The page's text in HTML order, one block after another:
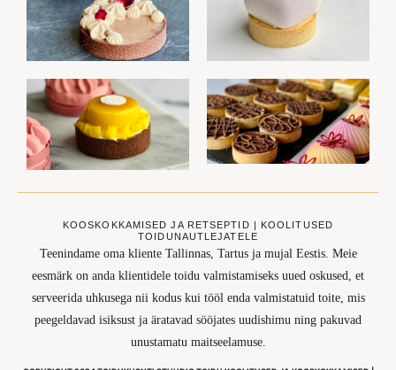
KOOSKOKKAMISED JA RETSEPTID | KOOLITUSED
TOIDUNAUTLEJATELE
Teenindame oma kliente Tallinnas, Tartus ja mujal Eestis. Meie
eesmärk on anda klientidele toidu valmistamiseks uued oskused, et
serveerida uhkusega nii kodus kui tööl enda valmistatuid toite, mis
peegeldavad isiksust ja äratavad sööjates uudishimu ning pakuvad
unustamatu maitseelamuse.